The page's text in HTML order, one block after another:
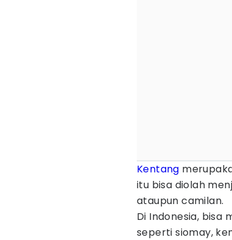
Kentang
itu bisa diolah
ataupun camilan.
Di Indonesia, bisa
seperti siomay,